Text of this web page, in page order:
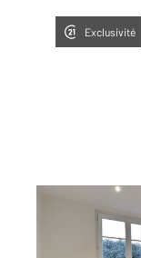
Exclusivité
ANTONY 92
2 , 1
Ref : 5276